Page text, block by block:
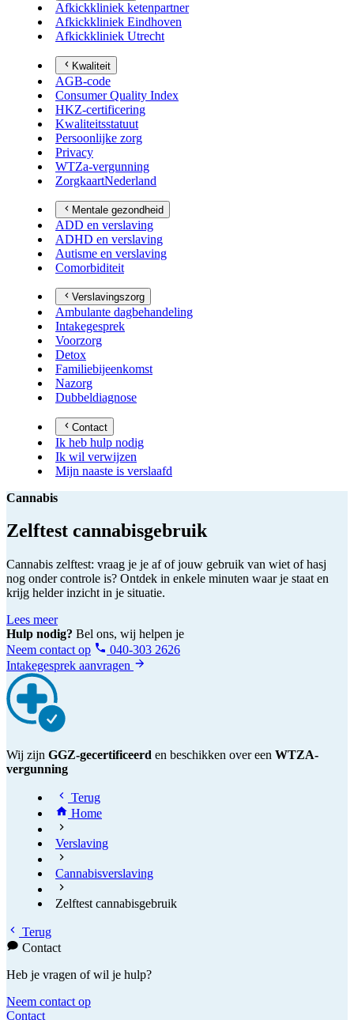
Afkickkliniek ketenpartner
Afkickkliniek Eindhoven
Afkickkliniek Utrecht
Kwaliteit
AGB-code
Consumer Quality Index
HKZ-certificering
Kwaliteitsstatuut
Persoonlijke zorg
Privacy
WTZa-vergunning
ZorgkaartNederland
Mentale gezondheid
ADD en verslaving
ADHD en verslaving
Autisme en verslaving
Comorbiditeit
Verslavingszorg
Ambulante dagbehandeling
Intakegesprek
Voorzorg
Detox
Familiebijeenkomst
Nazorg
Dubbeldiagnose
Contact
Ik heb hulp nodig
Ik wil verwijzen
Mijn naaste is verslaafd
Cannabis
Zelftest cannabisgebruik
Cannabis zelftest: vraag je je af of jouw gebruik van wiet of hasj
nog onder controle is? Ontdek in enkele minuten waar je staat en
krijg helder inzicht in je situatie.
Lees meer
Hulp nodig? Bel ons, wij helpen je
Neem contact op
040-303 2626
Intakegesprek aanvragen
Wij zijn GGZ-gecertificeerd en beschikken over een WTZA-
vergunning
Terug
Home
Verslaving
Cannabisverslaving
Zelftest cannabisgebruik
Terug
Contact
Heb je vragen of wil je hulp?
Neem contact op
Contact